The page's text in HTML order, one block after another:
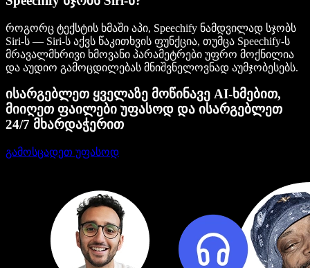
როგორც ტექსტის ხმაში აპი, Speechify ნამდვილად სჯობს
Siri-ს — Siri-ს აქვს წაკითხვის ფუნქცია, თუმცა Speechify-ს
მრავალმხრივი ხმოვანი პარამეტრები უფრო მოქნილია
და აუდიო გამოცდილებას მნიშვნელოვნად აუმჯობესებს.
ისარგებლეთ ყველაზე მოწინავე AI-ხმებით,
მიიღეთ ფაილები უფასოდ და ისარგებლეთ
24/7 მხარდაჭერით
გამოსცადეთ უფასოდ